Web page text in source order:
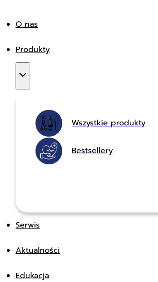
O nas
Produkty
Wszystkie produkty
Bestsellery
Serwis
Aktualności
Edukacja